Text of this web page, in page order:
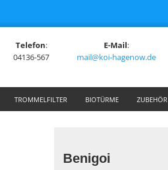
Telefon:
04136-567
E-Mail:
mail@koi-hagenow.de
TROMMELFILTER BIOTÜRME ZUBEHÖR
Benigoi